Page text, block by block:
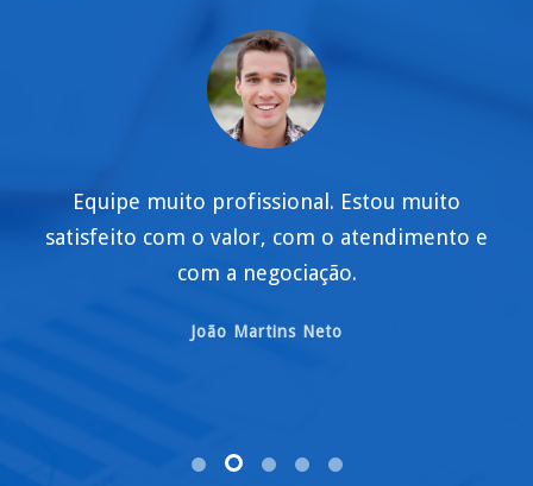
Equipe muito profissional. Estou muito
satisfeito com o valor, com o atendimento e
com a negociação.
João Martins Neto